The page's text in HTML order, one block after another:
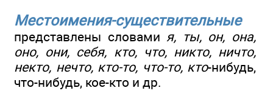
Местоимения-существительные
представлены словами я, ты, он, она,
оно, они, себя, кто, что, никто, ничто,
некто, нечто, кто-то, что-то, кто-нибудь,
что-нибудь, кое-кто и др.